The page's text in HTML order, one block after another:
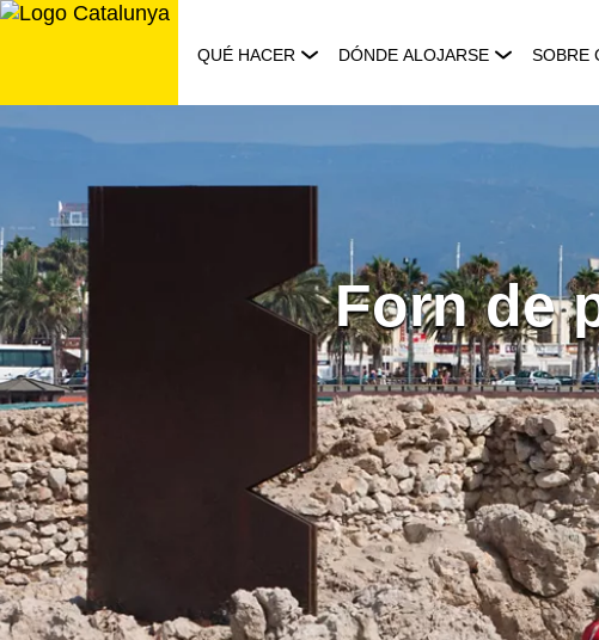
Saltar
QUÉ HACER DÓNDE ALOJARSE SOBRE
Forn de